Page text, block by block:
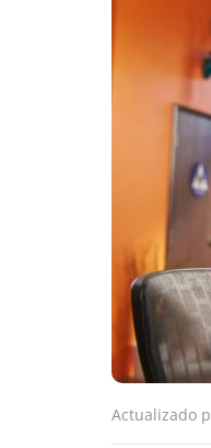
Actualizado